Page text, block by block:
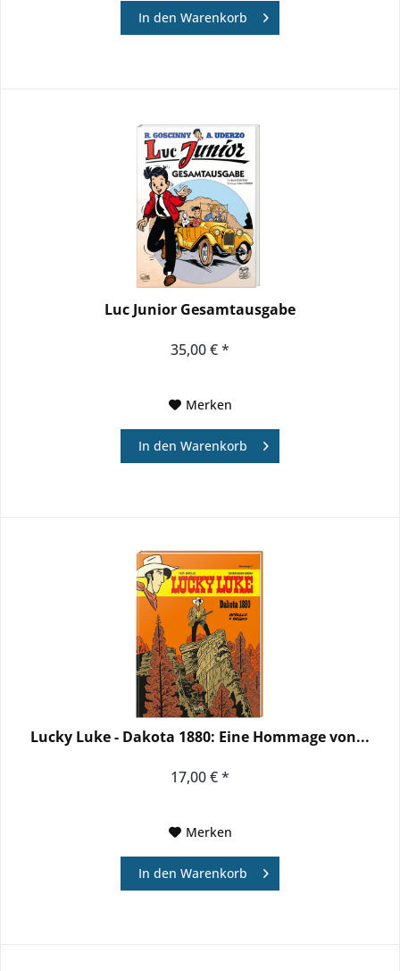
In den Warenkorb
Luc Junior Gesamtausgabe
35,00 € *
Merken
In den Warenkorb
Lucky Luke - Dakota 1880: Eine Hommage von...
17,00 € *
Merken
In den Warenkorb